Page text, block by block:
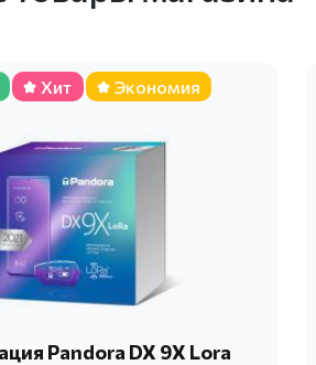
Хит Экономия
Pandora DX 9X Lora